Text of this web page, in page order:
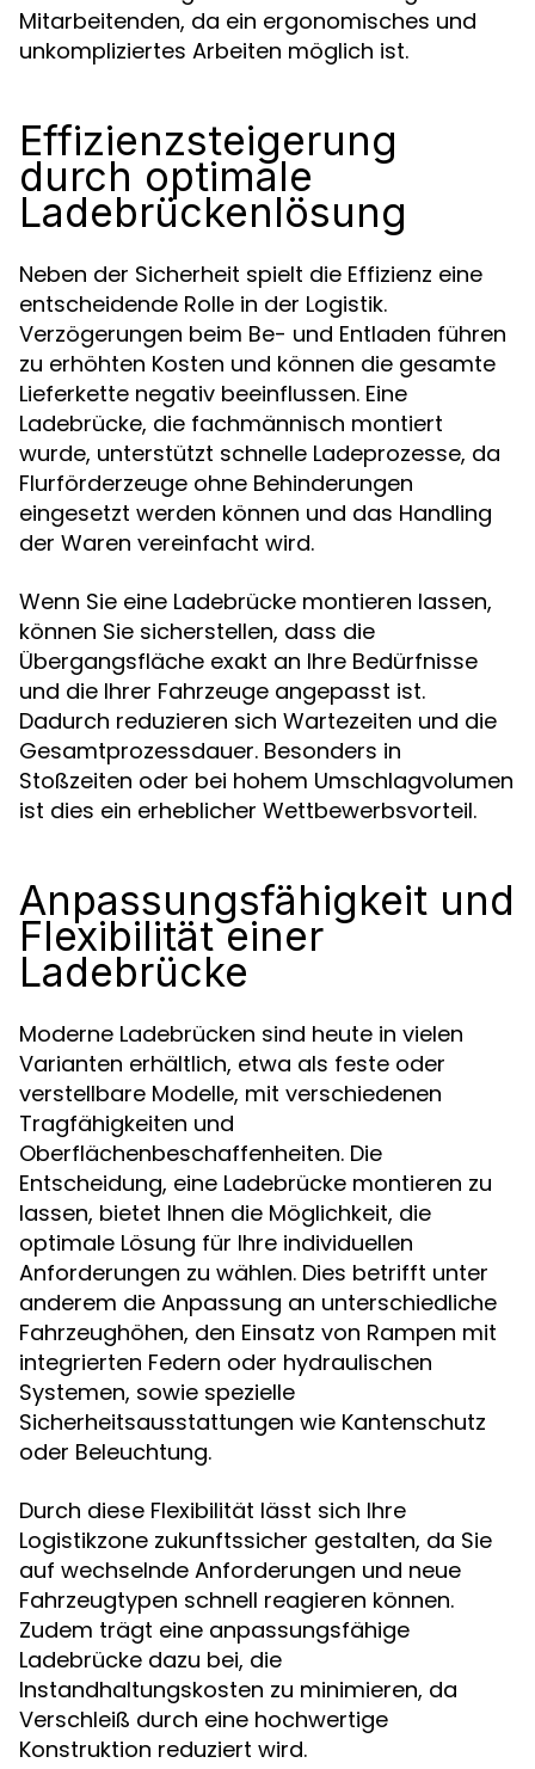
Mitarbeitenden, da ein ergonomisches und
unkompliziertes Arbeiten möglich ist.
Effizienzsteigerung
durch optimale
Ladebrückenlösung
Neben der Sicherheit spielt die Effizienz eine
entscheidende Rolle in der Logistik.
Verzögerungen beim Be- und Entladen führen
zu erhöhten Kosten und können die gesamte
Lieferkette negativ beeinflussen. Eine
Ladebrücke, die fachmännisch montiert
wurde, unterstützt schnelle Ladeprozesse, da
Flurförderzeuge ohne Behinderungen
eingesetzt werden können und das Handling
der Waren vereinfacht wird.
Wenn Sie eine Ladebrücke montieren lassen,
können Sie sicherstellen, dass die
Übergangsfläche exakt an Ihre Bedürfnisse
und die Ihrer Fahrzeuge angepasst ist.
Dadurch reduzieren sich Wartezeiten und die
Gesamtprozessdauer. Besonders in
Stoßzeiten oder bei hohem Umschlagvolumen
ist dies ein erheblicher Wettbewerbsvorteil.
Anpassungsfähigkeit und
Flexibilität einer
Ladebrücke
Moderne Ladebrücken sind heute in vielen
Varianten erhältlich, etwa als feste oder
verstellbare Modelle, mit verschiedenen
Tragfähigkeiten und
Oberflächenbeschaffenheiten. Die
Entscheidung, eine Ladebrücke montieren zu
lassen, bietet Ihnen die Möglichkeit, die
optimale Lösung für Ihre individuellen
Anforderungen zu wählen. Dies betrifft unter
anderem die Anpassung an unterschiedliche
Fahrzeughöhen, den Einsatz von Rampen mit
integrierten Federn oder hydraulischen
Systemen, sowie spezielle
Sicherheitsausstattungen wie Kantenschutz
oder Beleuchtung.
Durch diese Flexibilität lässt sich Ihre
Logistikzone zukunftssicher gestalten, da Sie
auf wechselnde Anforderungen und neue
Fahrzeugtypen schnell reagieren können.
Zudem trägt eine anpassungsfähige
Ladebrücke dazu bei, die
Instandhaltungskosten zu minimieren, da
Verschleiß durch eine hochwertige
Konstruktion reduziert wird.